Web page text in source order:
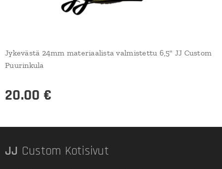
Jykevästä 24mm materiaalista valmistettu 6,5" JJ Custom
Puurinkula
20.00 €
JJ Custom Kotisivut